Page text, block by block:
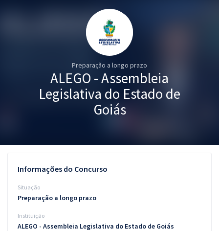
Graduação
Blog
Aprovados
Preparação a longo prazo
ALEGO - Assembleia
Legislativa do Estado de
Goiás
Informações do Concurso
Situação
Preparação a longo prazo
Instituição
ALEGO - Assembleia Legislativa do Estado de Goiás